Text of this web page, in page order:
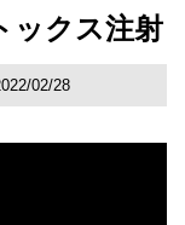
ックス注射
02/28